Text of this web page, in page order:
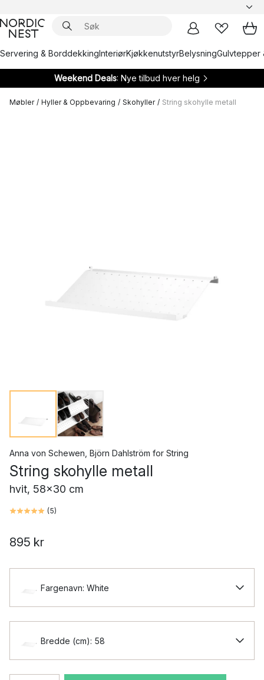
Servering & BorddekkingInteriørKjøkkenutstyrBelysningGulvtepper
Weekend Deals: Nye tilbud hver helg
Møbler / Hyller & Oppbevaring / Skohyller / String skohylle metall
Anna von Schewen Björn Dahlström for String
String skohylle metall
hvit, 58x30 cm
(5)
895 kr
Fargenavn: White
Bredde (cm): 58